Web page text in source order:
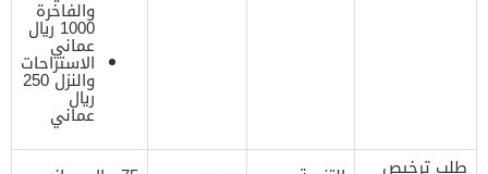
والفاخرة
1000 ريال
عماني
الاستراحات
والنزل 250
ريال
عماني
طلب ترخيص